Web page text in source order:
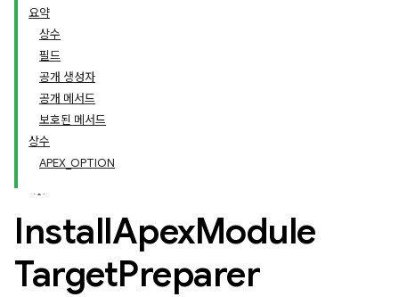
요약
상수
필드
공개 생성자
공개 메서드
보호된 메서드
상수
APEX_OPTION
InstallApexModule
TargetPreparer